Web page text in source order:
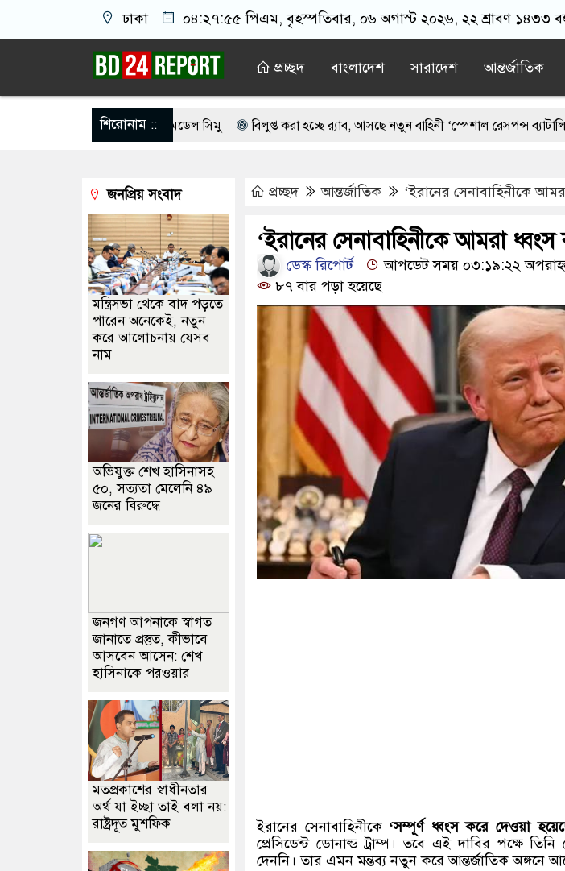
ঢাকা ০৪:২৭:৫৫ পিএম, বৃহস্পতিবার, ০৬ অগাস্ট ২০২৬, ২২ শ্রাবণ ১৪৩৩
প্রচ্ছদ বাংলাদেশ সারাদেশ আন্তর্জাতিক
শিরোনাম ::
মামলায় গ্রেপ্তার মডেল সিমু বিলুপ্ত করা হচ্ছে র‍্যাব, আসছে নতুন বাহিনী ‘স্পেশাল রেসপন্স ব্যাটালিয়ন’
ন্যারেটিভ’ পুরনো রাজনীতি : পররাষ্ট্র প্রতিমন্ত্রী মোসাদের ২১ গুপ্তচর গ্রেপ্তারের দাবি ইরানের
ডেকেছে এনসিপি লেস্টার সিটি ছেড়ে নতুন ঠিকানায় যাচ্ছেন বাংলাদেশের হামজা চৌধুরী? সাবেক এমপি
প্রচ্ছদ আন্তর্জাতিক ‘ইরানের সেনাবাহিনীকে
‘ইরানের সেনাবাহিনীকে আমরা ধ্বংস
ডেস্ক রিপোর্ট
আপডেট সময় ০৩:১৯:২২
৮৭ বার পড়া হয়েছে
ইরানের সেনাবাহিনীকে ‘সম্পূর্ণ ধ্বংস করে দেওয়া
প্রেসিডেন্ট ডোনাল্ড ট্রাম্প। তবে এই দাবির পক্ষে তিনি
দেননি। তার এমন মন্তব্য নতুন করে আন্তর্জাতিক অঙ্গনে
জনপ্রিয় সংবাদ
মন্ত্রিসভা থেকে বাদ পড়তে
পারেন অনেকেই, নতুন
করে আলোচনায় যেসব
নাম
অভিযুক্ত শেখ হাসিনাসহ
৫০, সত্যতা মেলেনি ৪৯
জনের বিরুদ্ধে
জনগণ আপনাকে স্বাগত
জানাতে প্রস্তুত, কীভাবে
আসবেন আসেন: শেখ
হাসিনাকে পরওয়ার
মতপ্রকাশের স্বাধীনতার
অর্থ যা ইচ্ছা তাই বলা নয়:
রাষ্ট্রদূত মুশফিক